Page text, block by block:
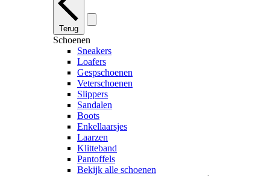
Terug
Schoenen
Sneakers
Loafers
Gespschoenen
Veterschoenen
Slippers
Sandalen
Boots
Enkellaarsjes
Laarzen
Klitteband
Pantoffels
Bekijk alle schoenen